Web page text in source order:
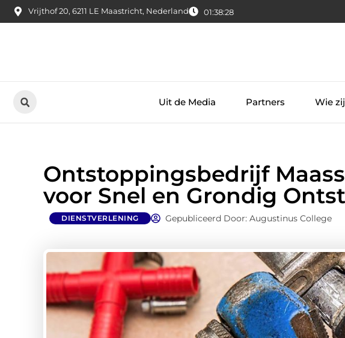
Vrijthof 20, 6211 LE Maastricht, Nederland 01:38:29
Uit de Media Partners Wie
Ontstoppingsbedrijf
voor Snel en Grondig
DIENSTVERLENING Gepubliceerd Door: Augustinus College